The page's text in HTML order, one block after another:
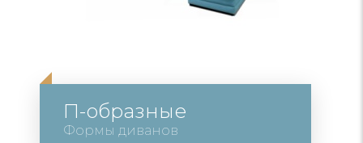
П-образные
Формы диванов